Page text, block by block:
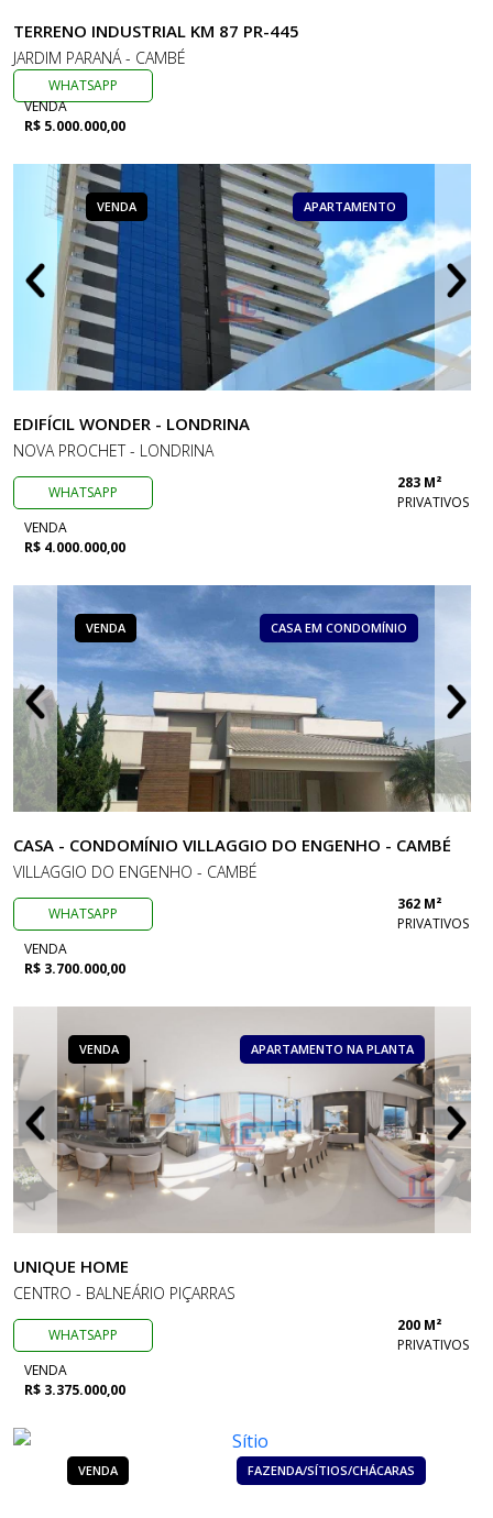
TERRENO INDUSTRIAL KM 87 PR-445
JARDIM PARANÁ - CAMBÉ
WHATSAPP
VENDA
R$ 5.000.000,00
VENDA APARTAMENTO
EDIFÍCIL WONDER - LONDRINA
NOVA PROCHET - LONDRINA
WHATSAPP
283 M²
PRIVATIVOS
VENDA
R$ 4.000.000,00
VENDA CASA EM CONDOMÍNIO
CASA - CONDOMÍNIO VILLAGGIO DO ENGENHO - CAMBÉ
VILLAGGIO DO ENGENHO - CAMBÉ
WHATSAPP
362 M²
PRIVATIVOS
VENDA
R$ 3.700.000,00
VENDA APARTAMENTO NA PLANTA
UNIQUE HOME
CENTRO - BALNEÁRIO PIÇARRAS
WHATSAPP
200 M²
PRIVATIVOS
VENDA
R$ 3.375.000,00
VENDA FAZENDA/SÍTIOS/CHÁCARAS